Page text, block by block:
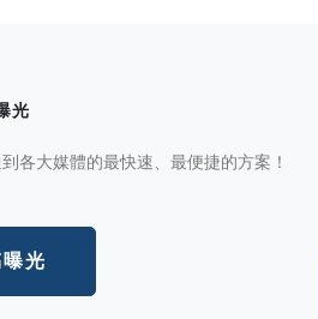
光
各大媒體的最快速、最便捷的方案！
光